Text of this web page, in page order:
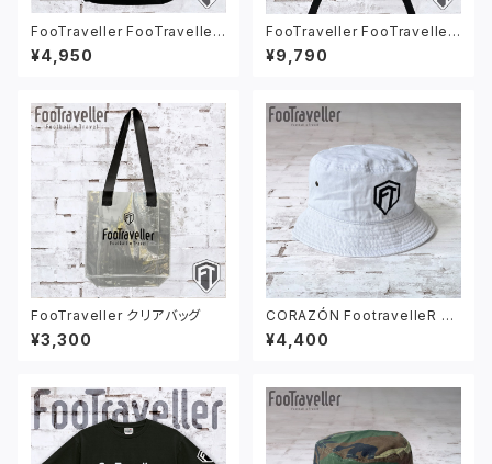
FooTraveller FooTraveller
×KANGOL ショルダーポー
チ ブラック
¥4,950
FooTraveller FooTraveller
×KANGOL バッグパック ブ
ラック
¥9,790
FooTraveller クリアバッグ
¥3,300
CORAZÓN FootravelleR ワ
ッペン ロゴ バケットハット ホワ
イト
¥4,400